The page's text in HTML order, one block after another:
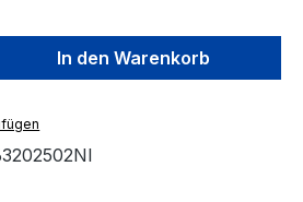
Gib den
In den Warenkorb